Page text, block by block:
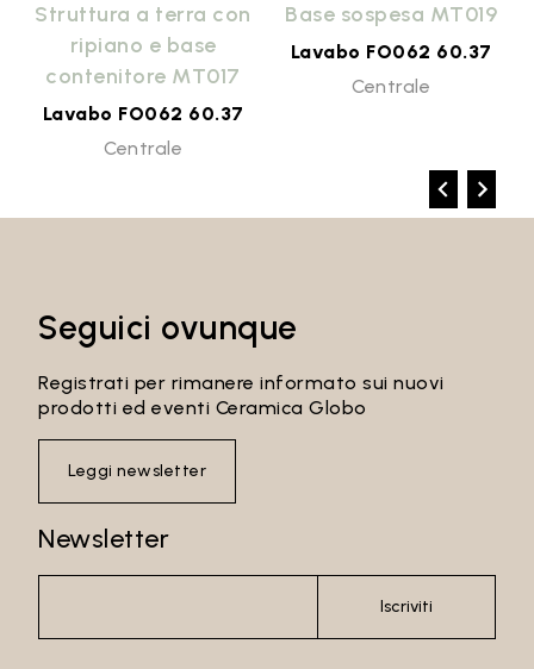
Struttura a terra con
ripiano e base
contenitore MT017
Lavabo FO062 60.37
Centrale
Base sospesa MT019
Lavabo FO062 60.37
Centrale
Seguici ovunque
Registrati per rimanere informato sui nuovi
prodotti ed eventi Ceramica Globo
Leggi newsletter
Newsletter
Iscriviti